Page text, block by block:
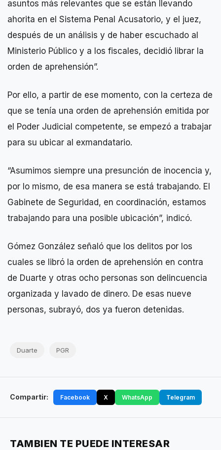
asuntos más relevantes que se están llevando
ahorita en el Sistema Penal Acusatorio, y el juez,
después de un análisis y de haber escuchado al
Ministerio Público y a los fiscales, decidió librar la
orden de aprehensión”.
Por ello, a partir de ese momento, con la certeza de
que se tenía una orden de aprehensión emitida por
el Poder Judicial competente, se empezó a trabajar
para su ubicar al exmandatario.
“Asumimos siempre una presunción de inocencia y,
por lo mismo, de esa manera se está trabajando. El
Gabinete de Seguridad, en coordinación, estamos
trabajando para una posible ubicación”, indicó.
Gómez González señaló que los delitos por los
cuales se libró la orden de aprehensión en contra
de Duarte y otras ocho personas son delincuencia
organizada y lavado de dinero. De esas nueve
personas, subrayó, dos ya fueron detenidas.
Duarte PGR
Compartir: Facebook X WhatsApp Telegram
TAMBIEN TE PUEDE INTERESAR